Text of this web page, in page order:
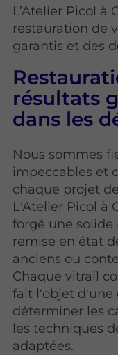
L’Atelier Picol à
restauration de
garantis et des
résultats
dans les
Nous sommes
impeccables et
chaque projet de
L'Atelier Picol à
forgé une
remise en état
anciens ou
Chaque vitrail
fait l'objet d'une
déterminer les
les techniques
adaptées.